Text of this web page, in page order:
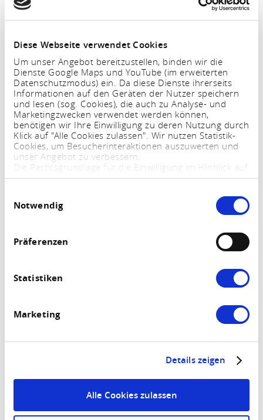
Diese Webseite verwendet Cookies
Um unser Angebot bereitzustellen, binden wir die
Dienste Google Maps und YouTube (im erweiterten
Datenschutzmodus) ein. Da diese Dienste ihrerseits
Informationen auf den Geräten der Nutzer speichern
und lesen (sog. Cookies), die auch zu Analyse- und
Marketingzwecken verwendet werden können,
benötigen wir Ihre Einwilligung zu deren Nutzung durch
Klick auf "Alle Cookies zulassen". Wir nutzen Statistik-
Cookies, um Besucherinteraktionen auszuwerten und
unser Angebot zu verbessern.
Die Rechtsgrundlage für die Einwilligung im HInblick auf
die Speicherung und das Auslesen von Informationen
Verarbeitung personenbezogener Daten Art. 6 Abs. 1
lit. a DSGVO.
widerrufen. Weitere Informationen finden Sie in
Notwendig
Präferenzen
Statistiken
Marketing
Details zeigen
Alle Cookies zulassen
groter. In slechts een paar minuten lopen bereikt u een
van de populaire wandelpaden in de regio
Emmelshausen. Het dorpscentrum met talrijke winkels
deze folder en in de flyers en brochures vindt u verdere
informatie over Emmelshausen, de wandel- en
fietsroutes in de omgeving en andere tips voor
uitstapjes. U bent ook altijd welkom om contact met ons
op te nemen!
Persons